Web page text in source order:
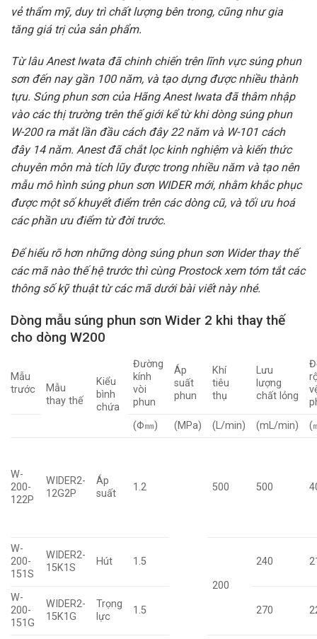
vẻ thẩm mỹ, duy trì chất lượng bên trong, cũng như gia
tăng giá trị của sản phẩm.
Từ lâu Anest Iwata đã chinh chiến trên lĩnh vực súng phun
sơn đến nay gần 100 năm, và tạo dựng được nhiều thành
tựu. Súng phun sơn của Hãng Anest Iwata đã thâm nhập
vào các thị trường trên thế giới kể từ khi dòng súng phun
W-200 ra mắt lần đầu cách đây 22 năm và W-101 cách
đây 14 năm. Anest đã chắt lọc kinh nghiệm và kiến thức
chuyên môn mà tích lũy được trong nhiều năm và tạo nên
mẫu mô hình súng phun sơn WIDER mới, nhằm khắc phục
được một số khuyết điểm trên các dòng cũ, và tối ưu hoá
các phần ưu điểm từ đời trước.
Để hiểu rõ hơn những dòng súng phun sơn Wider thay thế
các mã nào thế hệ trước thì cùng Prostock xem tóm tắt các
thông số kỹ thuật từ các mã dưới bài viết này nhé.
Dòng mẫu súng phun sơn Wider 2 khi thay thế
cho dòng W200
Mẫu
trước
Mẫu
thay thế
Kiểu
bình
chứa
Đường
kính
vòi
phun
Áp
suất
phun
Khí
tiêu
thụ
Lưu
lượng
chất lỏng
(Φ㎜)
(MPa) (L/min) (mL/min) (
W-
200-
122P
WIDER2-
12G2P
Áp
suất
1.2 500 500
W-
200-
151S
WIDER2-
15K1S
Hút
1.5
200
240
W-
200-
151G
WIDER2-
15K1G
Trọng
lực
1.5 270